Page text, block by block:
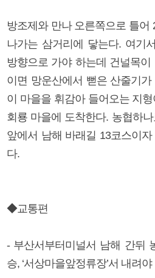
방조제와 만나 오른쪽으로 틀어
나가는 삼거리에 닿는다. 여기
방향으로 가야 하는데 건널목
이면 망운산에서 뻗은 산줄기
이 마을을 휘감아 들어오는 지형
회룡 마을에 도착한다. 농협하
앞에서 남해 바래길 13코스이
다.
◆교통편
- 부산서부터미널서 남해 간뒤
승, ‘서상마을앞정류장’서 내려야